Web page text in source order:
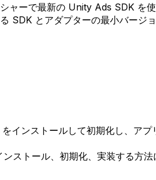
ャーで最新の Unity Ads SDK を使
SDK とアダプターの最小バージョ
ンストールして初期化し、アプ
ストール、初期化、実装する方法